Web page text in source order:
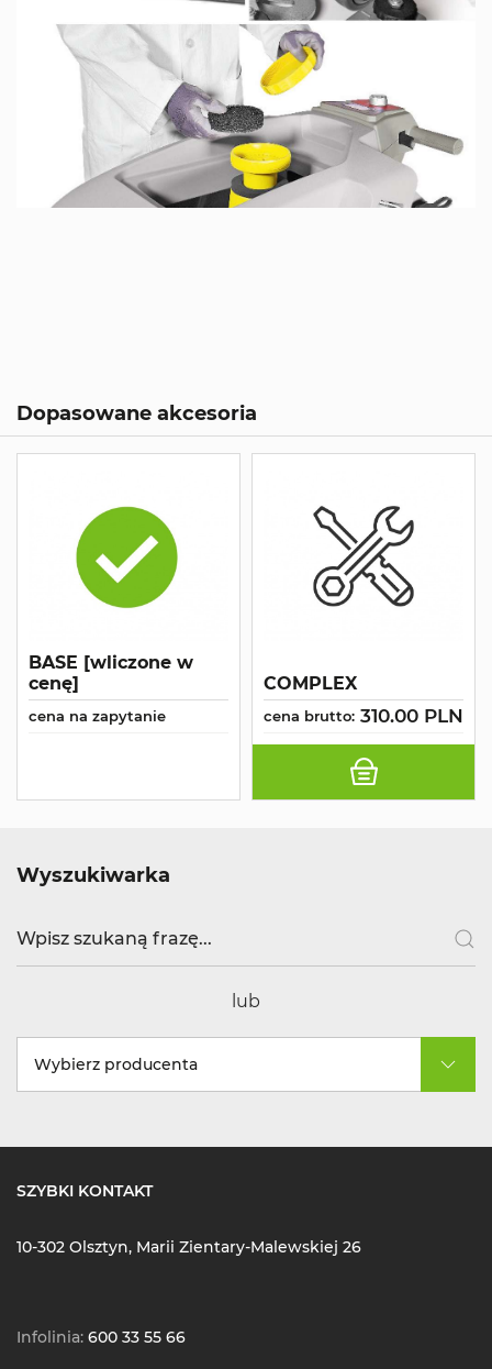
Dopasowane akcesoria
BASE [wliczone w
cenę]
cena na zapytanie
COMPLEX
cena brutto: 310.00 PLN
Wyszukiwarka
lub
Wybierz producenta
SZYBKI KONTAKT
10-302 Olsztyn, Marii Zientary-Malewskiej 26
Infolinia: 600 33 55 66